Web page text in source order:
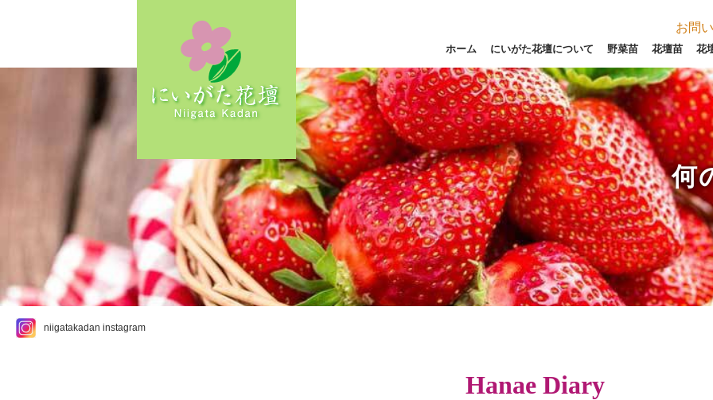
お問
ホーム にいがた花壇について 野菜苗 花壇苗 花
何
Hanae Diary
niigatakadan instagram